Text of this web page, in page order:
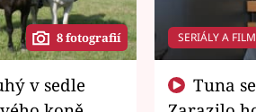
8 fotografií SERIÁLY A